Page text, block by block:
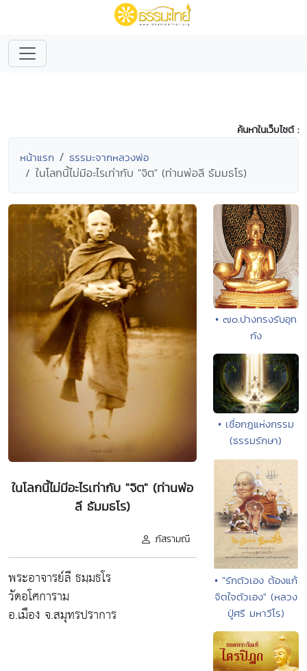
ค้นหาในเว็บไซต์ :
หน้าแรก ธรรมะจากหลวงพ่อ
ในโลกนี้ไม่มีอะไรเท่ากับ "จิต" (ท่านพ่อลี ธัมมธโร)
ในโลกนี้ไม่มีอะไรเท่ากับ "จิต" (ท่านพ่อ
ลี ธัมมธโร)
ภัสรามณี
พระอาจารย์ลี ธมฺมธโร
วัดอโศการาม
อ.เมือง จ.สมุทรปราการ
• ๗๐.ปางทรงรับอุท
กัง
• เชื่อกฎแห่งกรรม
(ธรรมรักษา)
• "รักตัวเอง ต้องแก้
จิตใจตัวเอง" (หลวง
ปู่ศรี มหาวีโร)